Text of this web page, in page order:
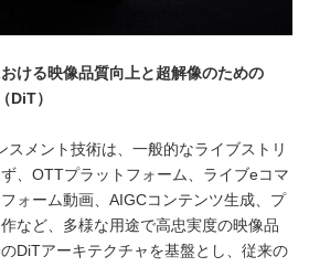
ける映像品質向上と超解像のための
）
スメント技術は、一般的なライブストリ
、OTTプラットフォーム、ライブeコマ
ォーム動画、AIGCコンテンツ生成、プ
など、多様な用途で高忠実度の映像品
DiTアーキテクチャを基盤とし、従来の